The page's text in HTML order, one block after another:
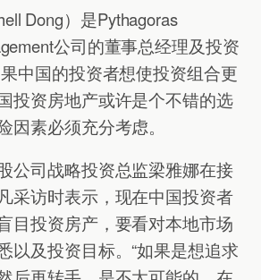
Dong）是Pythagoras
公司的董事总经理及投资
中国的投资者想使投资组合更
投资房地产或许是个不错的选
因素必须充分考虑。
公司战略投资总监梁雅娜在接
采访时表示，现在中国投资者
目投资房产，要看对本地市场
以及投资目标。“如果是想追求